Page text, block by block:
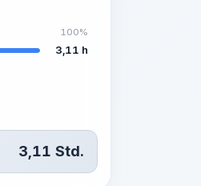
100%
3,11 h
3,11 Std.